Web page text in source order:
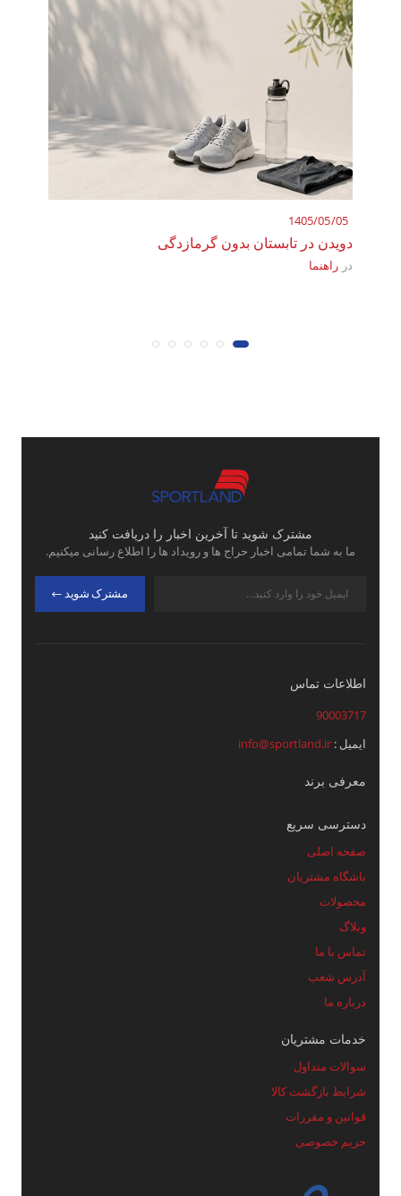
1405/05/05
دویدن در تابستان بدون گرمازدگی
در راهنما
مشترک شوید تا آخرین اخبار را دریافت کنید
ما به شما تمامی اخبار حراج ها و رویداد ها را اطلاع رسانی میکنیم.
مشترک شوید
اطلاعات تماس
90003717
ایمیل : info@sportland.ir
معرفی برند
دسترسی سریع
صفحه اصلی
باشگاه مشتریان
محصولات
وبلاگ
تماس با ما
آدرس شعب
درباره ما
خدمات مشتریان
سوالات متداول
شرایط بازگشت کالا
قوانین و مقررات
حریم خصوصی